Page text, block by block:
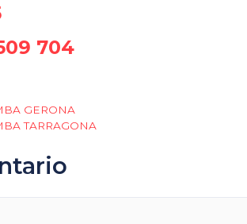
704
GERONA
TARRAGONA